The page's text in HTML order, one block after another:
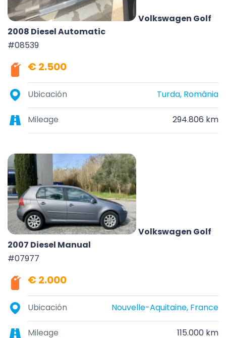
Volkswagen Golf
2008 Diesel Automatic
#08539
€ 2.500
Ubicación Turda, România
Mileage 294.806 km
Volkswagen Golf
2007 Diesel Manual
#07977
€ 2.000
Ubicación Nouvelle-Aquitaine, France
Mileage 115.000 km